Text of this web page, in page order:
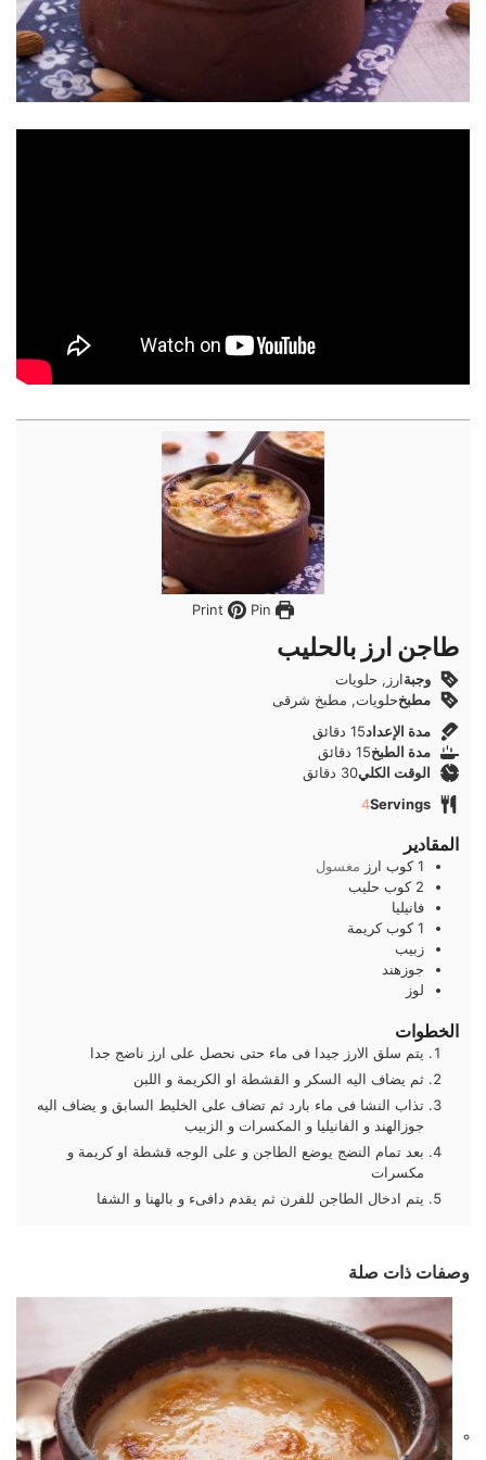
Pin
طاجن ارز بالحليب
وجبةارز, حلويات
مطبخحلويات, مطبخ شرقى
مدة الإعداد15دقائق
دقائق
مدة الطبخ15دقائق
دقائق
الوقت الكلي30 دقائق
دقائق
Servings
4
المقادير
1 كوب ارز مغسول
2 كوب حليب
فانيليا
1 كوب كريمة
زبيب
جوزهند
لوز
الخطوات
يتم سلق الارز جيدا فى ماء حتى نحصل على ارز ناضج جدا
ثم يضاف اليه السكر و القشطة او الكريمة و اللبن
تذاب النشا فى ماء بارد ثم تضاف على الخليط السابق و يضاف اليه
جوزالهند و الفانيليا و المكسرات و الزبيب
بعد تمام النضج يوضع الطاجن و على الوجه قشطة او كريمة و
مكسرات
يتم ادخال الطاجن للفرن ثم يقدم دافىء و بالهنا و الشفا
وصفات ذات صلة